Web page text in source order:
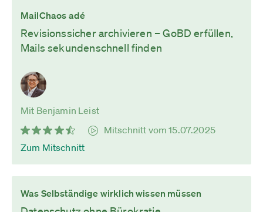
MailChaos adé
Revisionssicher archivieren – GoBD erfüllen,
Mails sekundenschnell finden
Mit Benjamin Leist
Mitschnitt vom 15.07.2025
Zum Mitschnitt
Was Selbständige wirklich wissen müssen